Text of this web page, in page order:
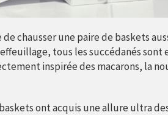
chausser une paire de baskets
tous les succédanés
inspirée des macarons, la
ont acquis une allure ultra